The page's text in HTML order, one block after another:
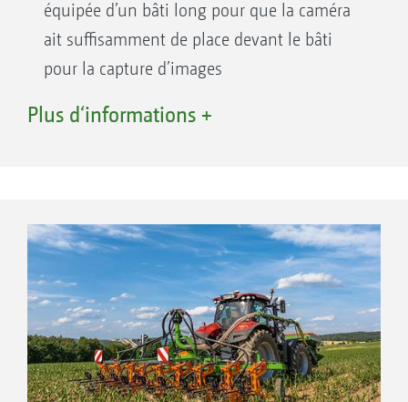
équipée d’un bâti long pour que la caméra
ait suffisamment de place devant le bâti
pour la capture d’images
spéciales à faibles largeurs de travail
Plus d‘informations +